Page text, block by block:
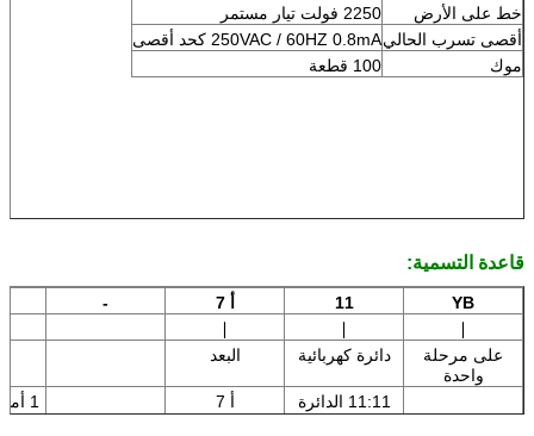
خط على الأرض
2250 فولت تيار مستمر
أقصى تسرب الحالي250VAC / 60HZ 0.8mA كحد أقصى
موك
100 قطعة
قاعدة التسمية:
YB
11 أ 7
-
∣
∣
∣
على مرحلة
واحدة
دائرة كهربائية البعد
11:11 الدائرة أ 7 1 أمبير: 1 أمبير